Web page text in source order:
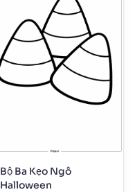
Bộ Ba Kẹo Ngô
Halloween